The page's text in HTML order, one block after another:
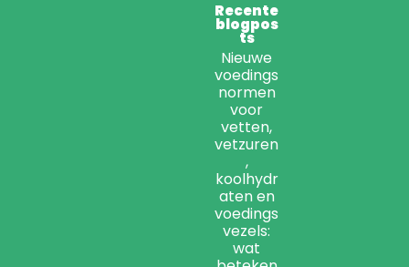
Recente
blogpos
ts
Nieuwe
voedings
normen
voor
vetten,
vetzuren
,
koolhydr
aten en
voedings
vezels:
wat